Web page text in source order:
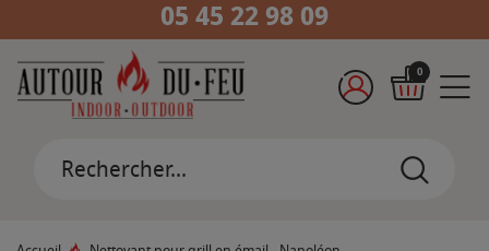
05 45 22 98 09
0